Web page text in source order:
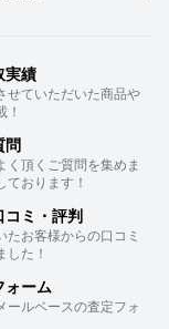
実績
せていただいた商品や
！
問
く頂くご質問を集めま
ております！
コミ・評判
たお客様からの口コミ
した！
ォーム
ールベースの査定フォ